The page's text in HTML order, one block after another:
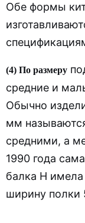
Обе формы
(4) По размеру
средние и
Обычно
мм
средними, а
1990 года
балка H
ширину полки